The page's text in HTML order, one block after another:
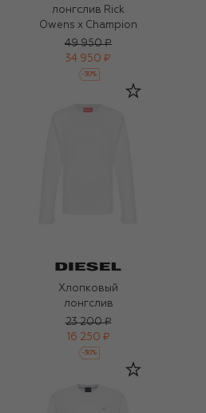
лонгслив Rick
Owens x Champion
49 950 ₽
34 950 ₽
-30%
Хлопковый
лонгслив
23 200 ₽
16 250 ₽
-30%